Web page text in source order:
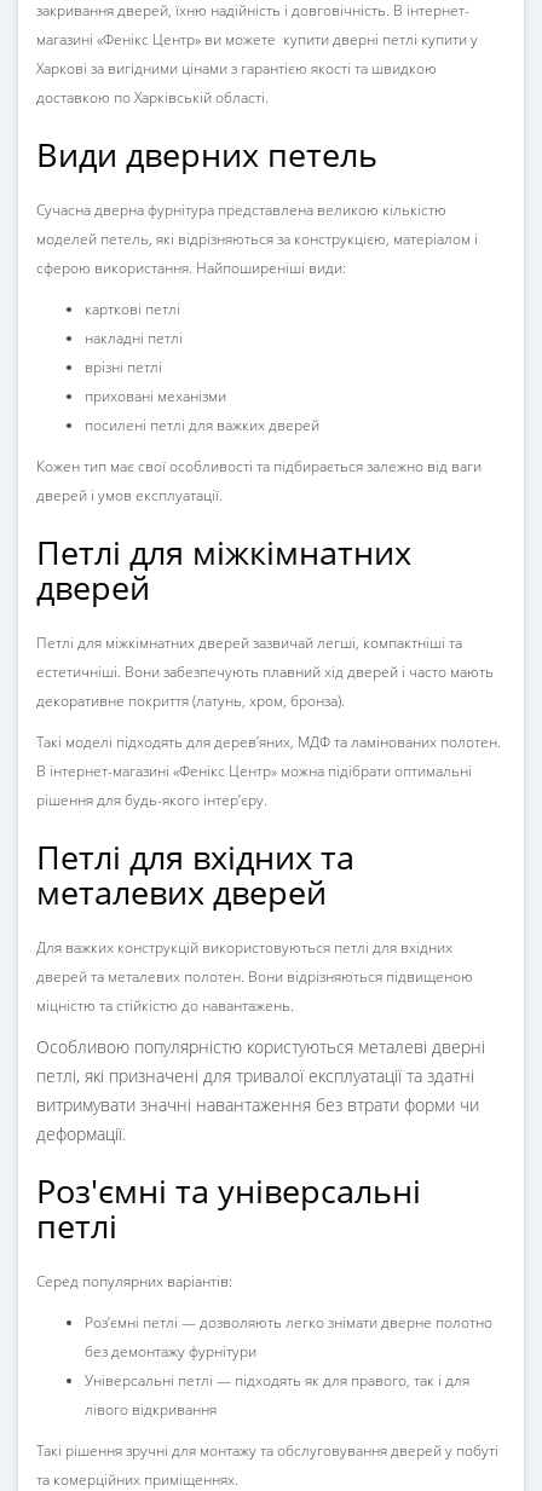
закривання дверей, їхню надійність і довговічність. В інтернет-
магазині «Фенікс Центр» ви можете купитидверні петлі купити у
Харкові за вигідними цінами з гарантією якості та швидкою
доставкою по Харківській області.
Види дверних петель
Сучаснадверна фурнітура представлена великою кількістю
моделей петель, які відрізняються за конструкцією, матеріалом і
сферою використання. Найпоширеніші види:
карткові петлі
накладні петлі
врізні петлі
приховані механізми
посилені петлі для важких дверей
Кожен тип має свої особливості та підбирається залежно від ваги
дверей і умов експлуатації.
Петлі для міжкімнатних
дверей
Петлі для міжкімнатних дверейзазвичай легші, компактніші та
естетичніші. Вони забезпечують плавний хід дверей і часто мають
декоративне покриття (латунь, хром, бронза).
Такі моделі підходять для дерев’яних, МДФ та ламінованих полотен.
В інтернет-магазині «Фенікс Центр» можна підібрати оптимальні
рішення для будь-якого інтер’єру.
Петлі для вхідних та
металевих дверей
Для важких конструкцій використовуються петлі для вхідних
дверейта металевих полотен. Вони відрізняються підвищеною
міцністю та стійкістю до навантажень.
Особливою популярністю користуються металеві дверні
петлі, які призначені для тривалої експлуатації та здатні
витримувати значні навантаження без втрати форми чи
деформації.
Роз'ємні та універсальні
петлі
Серед популярних варіантів:
Роз’ємні петлі — дозволяють легко знімати дверне полотно
без демонтажу фурнітури
Універсальні петлі — підходять як для правого, так і для
лівого відкривання
Такі рішення зручні для монтажу та обслуговування дверей у побуті
та комерційних приміщеннях.